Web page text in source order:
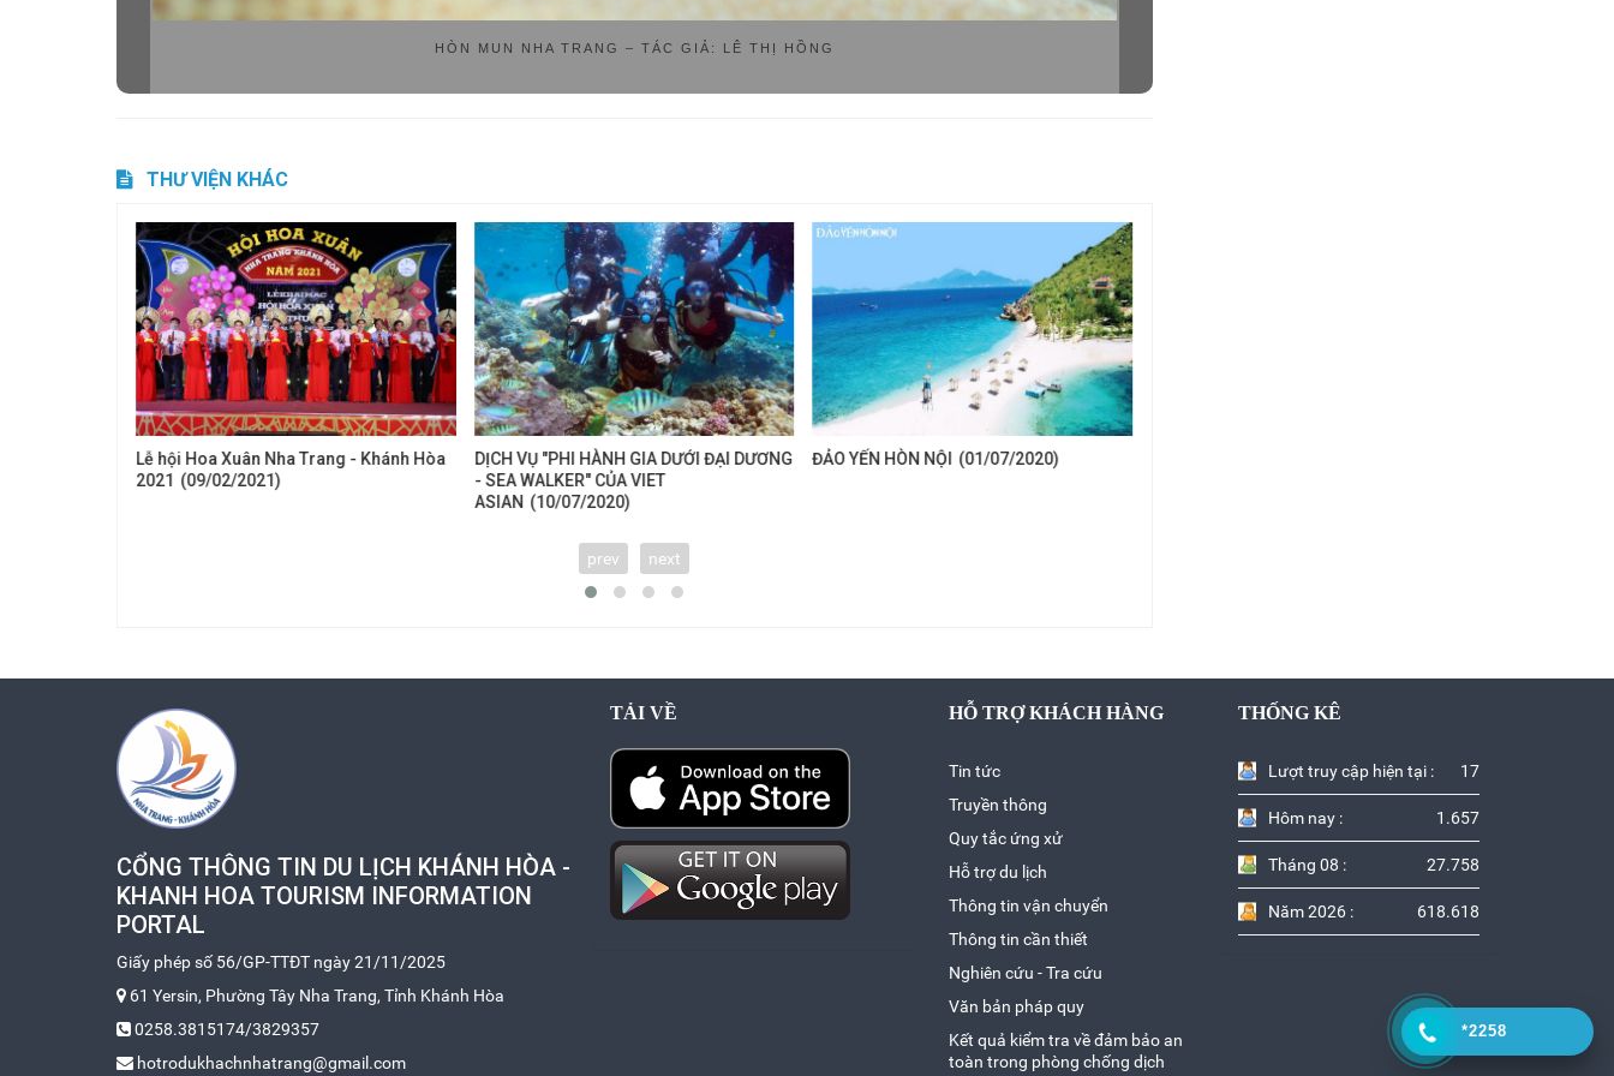
*2258
HÒN MUN NHA TRANG – TÁC GIẢ: LÊ THỊ HỒNG
THƯ VIỆN KHÁC
Lễ hội Hoa Xuân Nha Trang - Khánh Hòa
2021 (09/02/2021)
DỊCH VỤ "PHI HÀNH GIA DƯỚI ĐẠI DƯƠNG
- SEA WALKER" CỦA VIET
ASIAN (10/07/2020)
ĐẢO YẾN HÒN NỘI (01/07/2020)
prev next
CỔNG THÔNG TIN DU LỊCH KHÁNH HÒA -
KHANH HOA TOURISM INFORMATION
PORTAL
Giấy phép số 56/GP-TTĐT ngày 21/11/2025
61 Yersin, Phường Tây Nha Trang, Tỉnh Khánh Hòa
0258.3815174/3829357
hotrodukhachnhatrang@gmail.com
TẢI VỀ HỖ TRỢ KHÁCH HÀNG
Tin tức
Truyền thông
Quy tắc ứng xử
Hỗ trợ du lịch
Thông tin vận chuyển
Thông tin cần thiết
Nghiên cứu - Tra cứu
Văn bản pháp quy
Kết quả kiểm tra về đảm bảo an
toàn trong phòng chống dịch
THỐNG KÊ
Lượt truy cập hiện tại : 17
Hôm nay : 1.657
Tháng 08 : 27.758
Năm 2026 : 618.618